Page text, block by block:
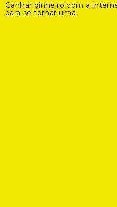
Ganhar dinheiro com a
para se tornar uma